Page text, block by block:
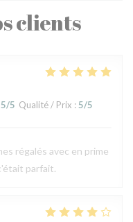
clients
5/5 Qualité / Prix : 5/5
régalés avec en prime
parfait.